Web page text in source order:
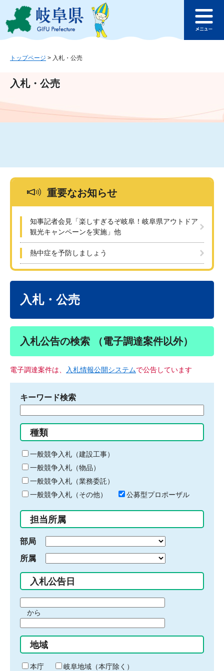
ジ
ュ
文
このページの本文へ
ュ
トップページ > 入札・公売
入札・公売
重要なお知らせ
知事記者会見「楽しすぎるぞ岐阜！岐阜県アウトドア
観光キャンペーンを実施」他
熱中症を予防しましょう
入札・公売
入札公告の検索 （電子調達案件以外）
電子調達案件は、 入札情報公開システムで公告しています
キーワード検索
る
キ
ー
ワ
ー
ド
入
力
種類
一般競争入札（建設工事）
一般競争入札（物品）
一般競争入札（業務委託）
一般競争入札（その他）
公募型プロポーザル
担当所属
部局
所属
入札公告日
間
始
り
から
間
終
わ
地域
本庁
岐阜地域（本庁除く）